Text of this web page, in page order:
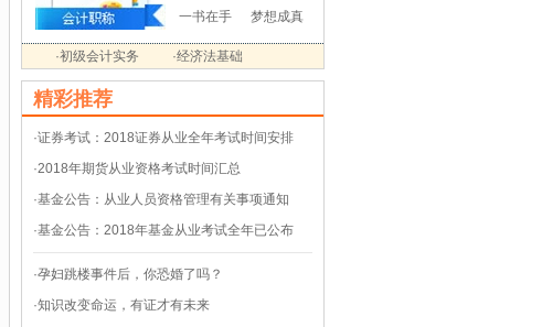
一书在手
梦想成真
·初级会计实务 ·经济法基础
精彩推荐
·证券考试：2018证券从业全年考试时间安排
·2018年期货从业资格考试时间汇总
·基金公告：从业人员资格管理有关事项通知
·基金公告：2018年基金从业考试全年已公布
·孕妇跳楼事件后，你恐婚了吗？
·知识改变命运，有证才有未来